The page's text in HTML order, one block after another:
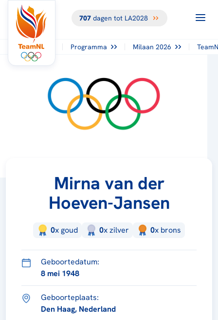
707dagen tot LA2028
Programma Milaan 2026
Mirna van der
Hoeven-Jansen
0x goud 0xzilver 0x brons
Geboortedatum:
8 mei 1948
Geboorteplaats:
Den Haag, Nederland